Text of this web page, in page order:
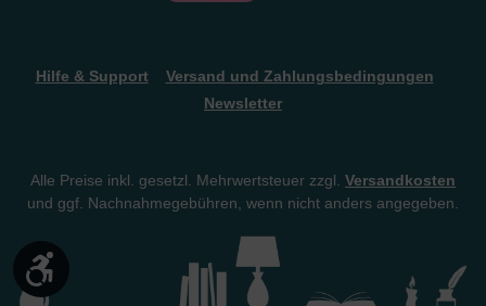
Hilfe & Support
Versand und Zahlungsbedingungen
Newsletter
Alle Preise inkl. gesetzl. Mehrwertsteuer zzgl. Versandkosten
und ggf. Nachnahmegebühren, wenn nicht anders angegeben.
Werkzeugleiste anzeigen